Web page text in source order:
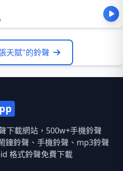
天賦"的鈴聲
下載網站，500w+手機鈴聲
鐘鈴聲、手機鈴聲、mp3鈴聲
格式鈴聲免費下載